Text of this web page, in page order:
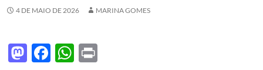
4 DE MAIO DE 2026 MARINA GOMES
M F
W